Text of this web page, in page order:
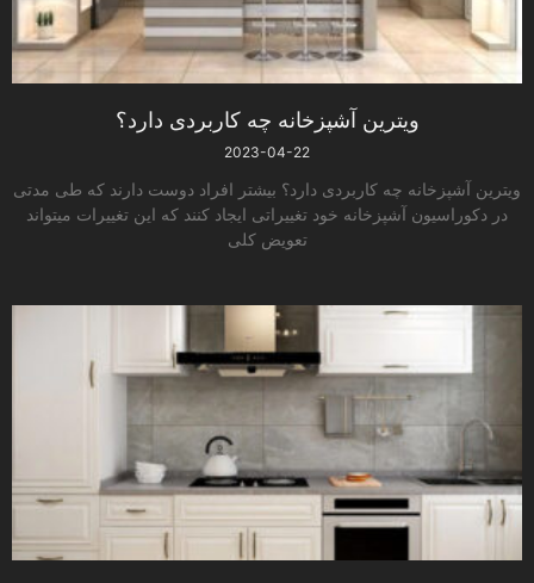
ویترین آشپزخانه چه کاربردی دارد؟
2023-04-22
ویترین آشپزخانه چه کاربردی دارد؟ بیشتر افراد دوست دارند که طی مدتی
در دکوراسیون آشپزخانه خود تغییراتی ایجاد کنند که این تغییرات می­تواند
تعویض کلی